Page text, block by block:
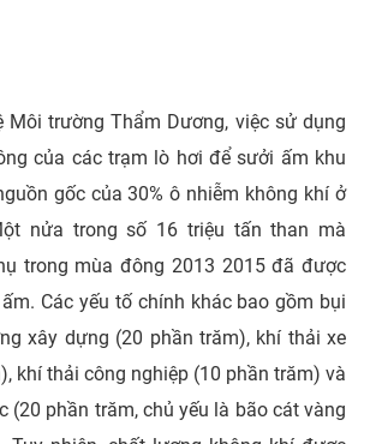
Môi trường Thẩm Dương, việc sử dụng
của các trạm lò hơi để sưởi ấm khu
gốc của 30% ô nhiễm không khí ở
nửa trong số 16 triệu tấn than mà
trong mùa đông 2013 2015 đã được
Các yếu tố chính khác bao gồm bụi
xây dựng (20 phần trăm), khí thải xe
khí thải công nghiệp (10 phần trăm) và
(20 phần trăm, chủ yếu là bão cát vàng